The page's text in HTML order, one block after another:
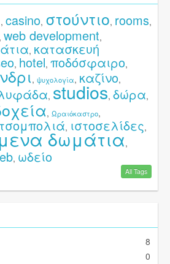
, casino, στούντιο, rooms,
, web development,
, κατασκευή
, hotel, ποδόσφαιρο,
, ψυχολογία, καζίνο,
, studios, δώρα,
, Ωραιόκαστρο,
, ιστοσελίδες,
δωμάτια,
, ωδείο
All Tags
8
0